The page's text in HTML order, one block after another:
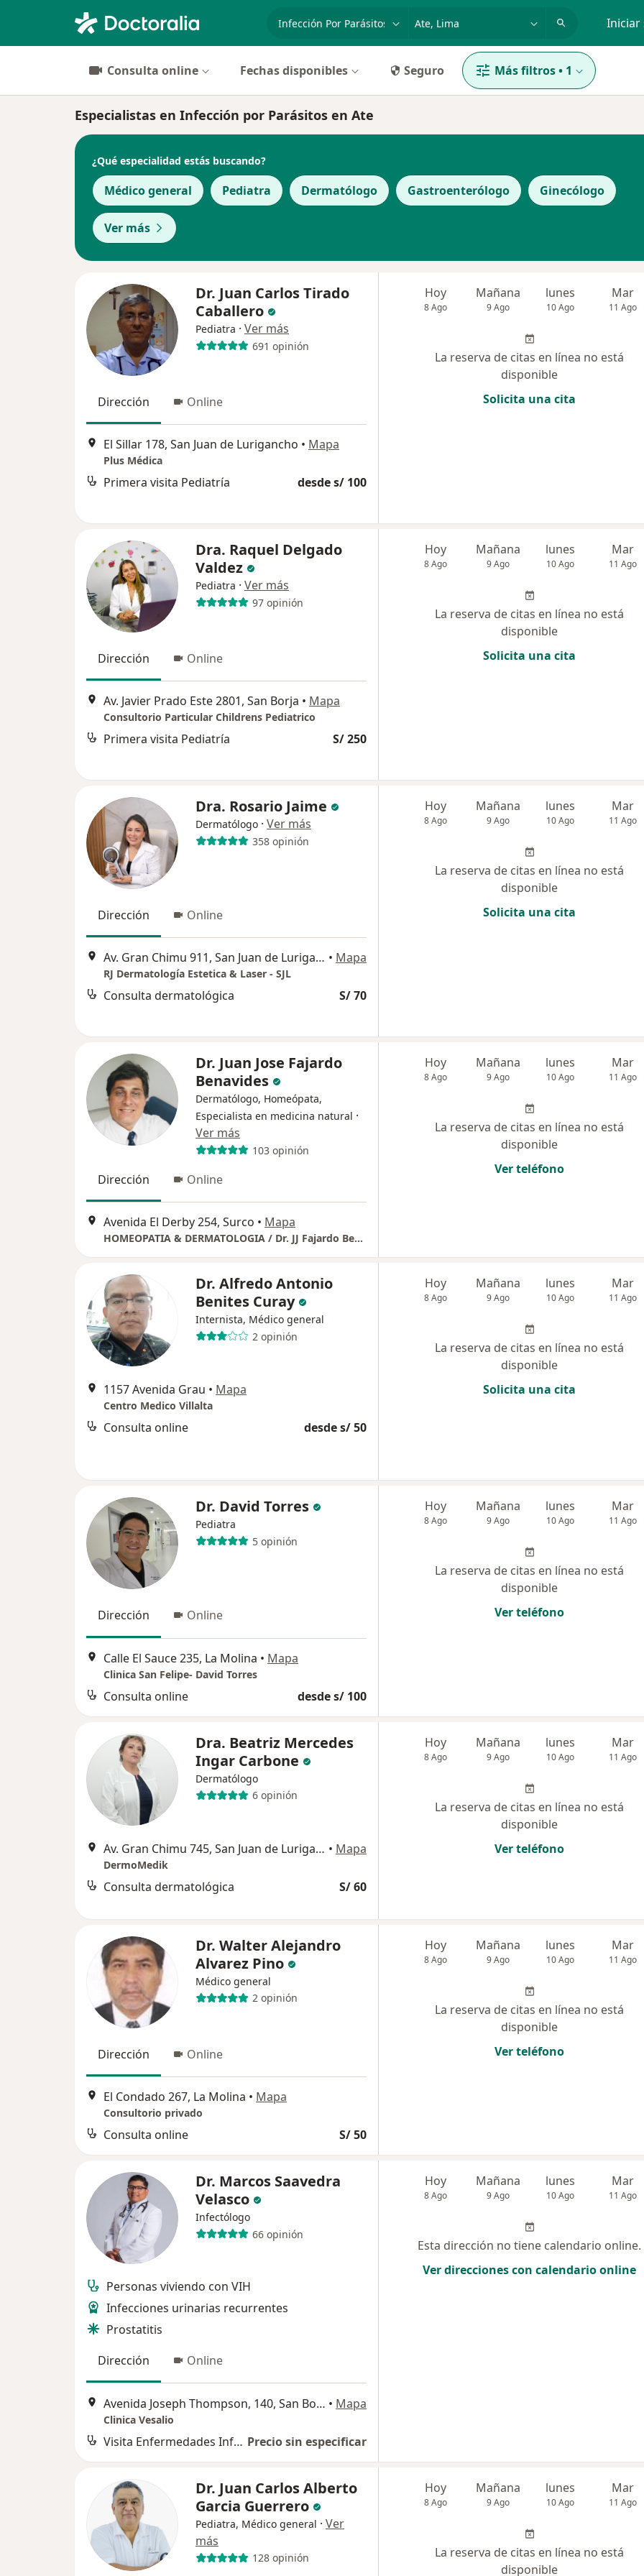
especialidad, enfermedad o nombre Iniciar
Consulta online Fechas disponibles Seguro Más filtros• 1
Especialistas en Infección por Parásitos en Ate
¿Qué especialidad estás buscando?
Médico general Pediatra Dermatólogo Gastroenterólogo Ginecólogo
Ver más
Dr. Juan Carlos Tirado
Caballero
Pediatra · Ver más
691 opinión
Dirección Online
El Sillar 178, San Juan de Lurigancho • Mapa
Plus Médica
Primera visita Pediatría desde s/ 100
Hoy
8 Ago
Mañana
9 Ago
lunes
10 Ago
Mar
11 Ago
La reserva de citas en línea no está
disponible
Solicita una cita
Dra. Raquel Delgado
Valdez
Pediatra · Ver más
97 opinión
Dirección Online
Av. Javier Prado Este 2801, San Borja • Mapa
Consultorio Particular Childrens Pediatrico
Primera visita Pediatría S/ 250
Hoy
8 Ago
Mañana
9 Ago
lunes
10 Ago
Mar
11 Ago
La reserva de citas en línea no está
disponible
Solicita una cita
Dra. Rosario Jaime
Dermatólogo · Ver más
358 opinión
Dirección Online
Av. Gran Chimu 911, San Juan de Lurigancho • Mapa
RJ Dermatología Estetica & Laser - SJL
Consulta dermatológica S/ 70
Hoy
8 Ago
Mañana
9 Ago
lunes
10 Ago
Mar
11 Ago
La reserva de citas en línea no está
disponible
Solicita una cita
Dr. Juan Jose Fajardo
Benavides
Dermatólogo, Homeópata,
Especialista en medicina natural ·
Ver más
103 opinión
Dirección Online
Avenida El Derby 254, Surco • Mapa
HOMEOPATIA & DERMATOLOGIA / Dr. JJ Fajardo Benavides
Hoy
8 Ago
Mañana
9 Ago
lunes
10 Ago
Mar
11 Ago
La reserva de citas en línea no está
disponible
Ver teléfono
Dr. Alfredo Antonio
Benites Curay
Internista, Médico general
2 opinión
1157 Avenida Grau • Mapa
Centro Medico Villalta
Consulta online desde s/ 50
Hoy
8 Ago
Mañana
9 Ago
lunes
10 Ago
Mar
11 Ago
La reserva de citas en línea no está
disponible
Solicita una cita
Dr. David Torres
Pediatra
5 opinión
Dirección Online
Calle El Sauce 235, La Molina • Mapa
Clinica San Felipe- David Torres
Consulta online desde s/ 100
Hoy
8 Ago
Mañana
9 Ago
lunes
10 Ago
Mar
11 Ago
La reserva de citas en línea no está
disponible
Ver teléfono
Dra. Beatriz Mercedes
Ingar Carbone
Dermatólogo
6 opinión
Av. Gran Chimu 745, San Juan de Lurigancho • Mapa
DermoMedik
Consulta dermatológica S/ 60
Hoy
8 Ago
Mañana
9 Ago
lunes
10 Ago
Mar
11 Ago
La reserva de citas en línea no está
disponible
Ver teléfono
Dr. Walter Alejandro
Alvarez Pino
Médico general
2 opinión
Dirección Online
El Condado 267, La Molina • Mapa
Consultorio privado
Consulta online S/ 50
Hoy
8 Ago
Mañana
9 Ago
lunes
10 Ago
Mar
11 Ago
La reserva de citas en línea no está
disponible
Ver teléfono
Dr. Marcos Saavedra
Velasco
Infectólogo
66 opinión
Personas viviendo con VIH
Infecciones urinarias recurrentes
Prostatitis
Dirección
Online
Avenida Joseph Thompson, 140, San Borja • Mapa
Clinica Vesalio
Visita Enfermedades Infecciosas y Tropicales Precio sin especificar
Hoy
8 Ago
Mañana
9 Ago
lunes
10 Ago
Mar
11 Ago
Esta dirección no tiene calendario online.
Ver direcciones con calendario online
Dr. Juan Carlos Alberto
Garcia Guerrero
Pediatra, Médico general · Ver
más
128 opinión
Hoy
8 Ago
Mañana
9 Ago
lunes
10 Ago
Mar
11 Ago
La reserva de citas en línea no está
disponible